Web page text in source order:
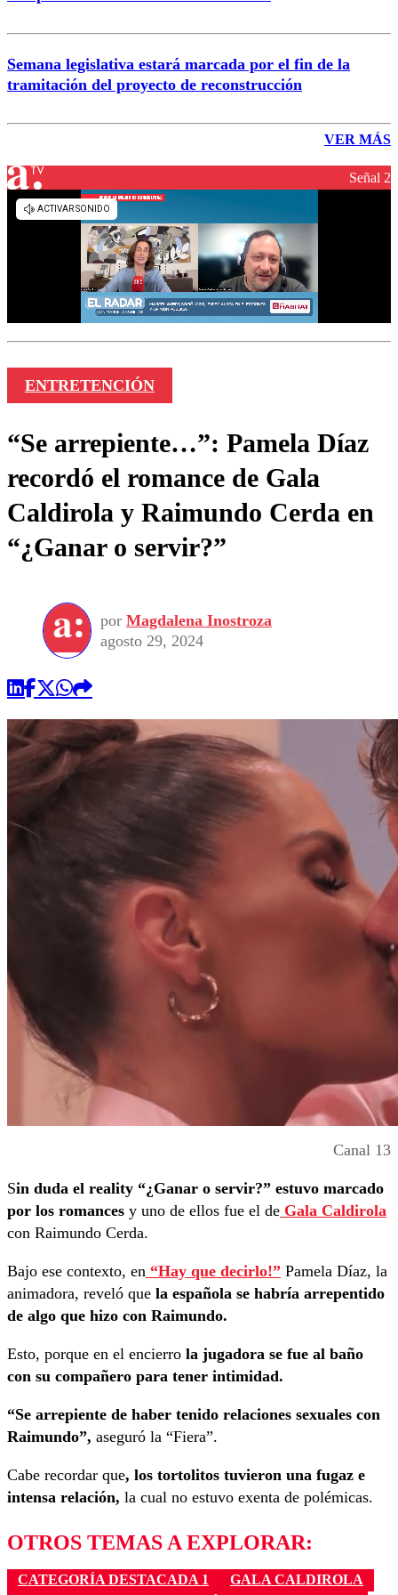
Semana legislativa estará marcada por el fin de la
tramitación del proyecto de reconstrucción
VER MÁS
Señal 2
ENTRETENCIÓN
“Se arrepiente…”: Pamela Díaz
recordó el romance de Gala
Caldirola y Raimundo Cerda en
“¿Ganar o servir?”
por Magdalena Inostroza
agosto 29, 2024
Canal 13
Sin duda el reality “¿Ganar o servir?” estuvo marcado
por los romances y uno de ellos fue el de Gala Caldirola
con Raimundo Cerda.
Bajo ese contexto, en “Hay que decirlo!” Pamela Díaz, la
animadora, reveló que la española se habría arrepentido
de algo que hizo con Raimundo.
Esto, porque en el encierro la jugadora se fue al baño
con su compañero para tener intimidad.
“Se arrepiente de haber tenido relaciones sexuales con
Raimundo”, aseguró la “Fiera”.
Cabe recordar que, los tortolitos tuvieron una fugaz e
intensa relación, la cual no estuvo exenta de polémicas.
OTROS TEMAS A EXPLORAR:
CATEGORÍA DESTACADA 1
GALA CALDIROLA